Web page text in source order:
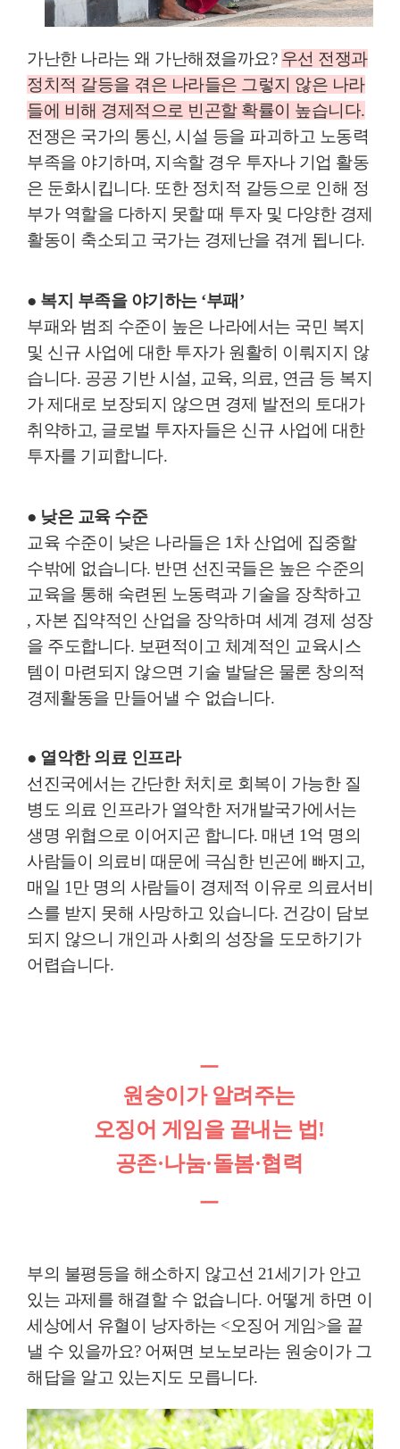
가난한 나라는 왜 가난해졌을까요? 우선 전쟁과
정치적 갈등을 겪은 나라들은 그렇지 않은 나라
들에 비해 경제적으로 빈곤할 확률이 높습니다.
전쟁은 국가의 통신, 시설 등을 파괴하고 노동력
부족을 야기하며, 지속할 경우 투자나 기업 활동
은 둔화시킵니다. 또한 정치적 갈등으로 인해 정
부가 역할을 다하지 못할 때 투자 및 다양한 경제
활동이 축소되고 국가는 경제난을 겪게 됩니다.
● 복지 부족을 야기하는 ‘부패 ’
부패와 범죄 수준이 높은 나라에서는 국민 복지
및 신규 사업에 대한 투자가 원활히 이뤄지지 않
습니다. 공공 기반 시설, 교육, 의료, 연금 등 복지
가 제대로 보장되지 않으면 경제 발전의 토대가
취약하고, 글로벌 투자자들은 신규 사업에 대한
투자를 기피합니다.
● 낮은 교육 수준
교육 수준이 낮은 나라들은 1차 산업에 집중할
수밖에 없습니다. 반면 선진국들은 높은 수준의
교육을 통해 숙련된 노동력과 기술을 장착하고
, 자본 집약적인 산업을 장악하며 세계 경제 성장
을 주도합니다. 보편적이고 체계적인 교육시스
템이 마련되지 않으면 기술 발달은 물론 창의적
경제활동을 만들어낼 수 없습니다.
● 열악한 의료 인프라
선진국에서는 간단한 처치로 회복이 가능한 질
병도 의료 인프라가 열악한 저개발국가에서는
생명 위협으로 이어지곤 합니다. 매년 1억 명의
사람들이 의료비 때문에 극심한 빈곤에 빠지고,
매일 1 만 명의 사람들이 경제적 이유로 의료서비
스를 받지 못해 사망하고 있습니다. 건강이 담보
되지 않으니 개인과 사회의 성장을 도모하기가
어렵습니다.
ㅡ
원숭이가 알려주는
오징어 게임을 끝내는 법!
공존·나눔·돌봄·협력
ㅡ
부의 불평등을 해소하지 않고선 21세기가 안고
있는 과제를 해결할 수 없습니다. 어떻게 하면 이
세상에서 유혈이 낭자하는 <오징어 게임>을 끝
낼 수 있을까요? 어쩌면 보노보라는 원숭이가 그
해답을 알고 있는지도 모릅니다.